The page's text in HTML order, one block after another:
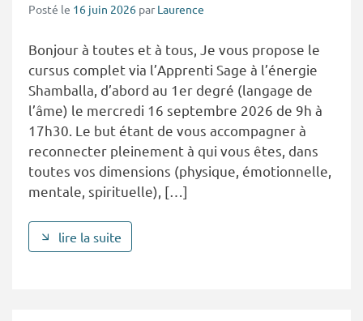
Posté le 16 juin 2026 par Laurence
Bonjour à toutes et à tous, Je vous propose le
cursus complet via l’Apprenti Sage à l’énergie
Shamballa, d’abord au 1er degré (langage de
l’âme) le mercredi 16 septembre 2026 de 9h à
17h30. Le but étant de vous accompagner à
reconnecter pleinement à qui vous êtes, dans
toutes vos dimensions (physique, émotionnelle,
mentale, spirituelle), […]
lire la suite